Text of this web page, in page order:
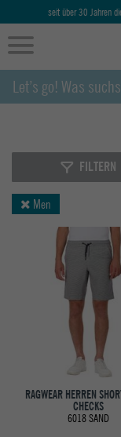
seit über 30 Jahren
FILTERN
Men
RAGWEAR HERREN
CHECKS
6018 SAND